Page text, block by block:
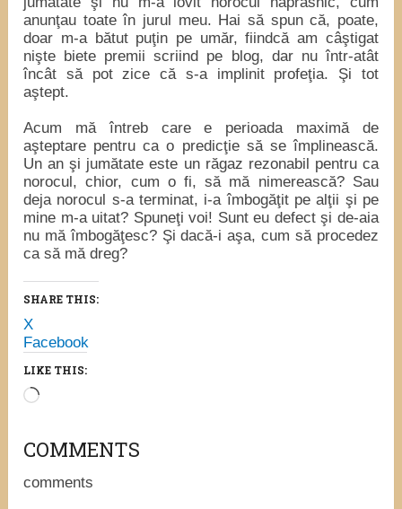
anunţau toate în jurul meu. Hai să spun că, poate,
doar m-a bătut puţin pe umăr, fiindcă am câştigat
nişte biete premii scriind pe blog, dar nu într-atât
încât să pot zice că s-a implinit profeţia. Şi tot
aştept.
Acum mă întreb care e perioada maximă de
aşteptare pentru ca o predicţie să se împlinească.
Un an şi jumătate este un răgaz rezonabil pentru ca
norocul, chior, cum o fi, să mă nimerească? Sau
deja norocul s-a terminat, i-a îmbogăţit pe alţii şi pe
mine m-a uitat? Spuneţi voi! Sunt eu defect şi de-aia
nu mă îmbogăţesc? Şi dacă-i aşa, cum să procedez
ca să mă dreg?
SHARE THIS:
X
Facebook
LIKE THIS:
Loading…
COMMENTS
comments